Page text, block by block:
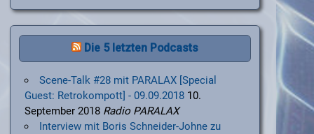
Die 5 letzten Podcasts
Scene-Talk #28 mit PARALAX [Special
Guest: Retrokompott] - 09.09.2018 10.
September 2018 Radio PARALAX
Interview mit Boris Schneider-Johne zu